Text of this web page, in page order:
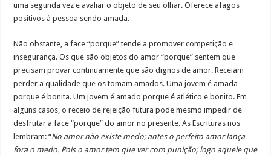
uma segunda vez e avaliar o objeto de seu olhar. Oferece afagos
positivos à pessoa sendo amada.
Não obstante, a face “porque” tende a promover competição e
insegurança. Os que são objetos do amor “porque” sentem que
precisam provar continuamente que são dignos de amor. Receiam
perder a qualidade que os tomam amados. Uma jovem é amada
porque é bonita. Um jovem é amado porque é atlético e bonito. Em
alguns casos, o receio de rejeição futura pode mesmo impedir de
desfrutar a face “porque” do amor no presente. As Escrituras nos
lembram: “No amor não existe medo; antes o perfeito amor lança
fora o medo. Pois o amor tem que ver com punição; logo aquele que